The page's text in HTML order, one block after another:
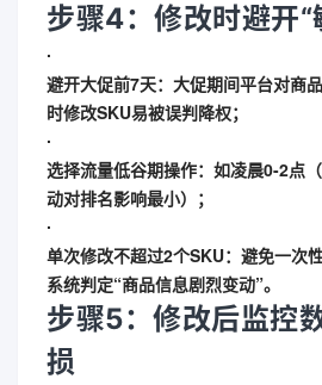
步骤4：修改时避开“
∙
避开大促前7天：大促期间平台对商
时修改SKU易被误判降权；
∙
选择流量低谷期操作：如凌晨0-2点
动对排名影响最小）；
∙
单次修改不超过2个SKU：避免一次
系统判定“商品信息剧烈变动”。
步骤5：修改后监控
损